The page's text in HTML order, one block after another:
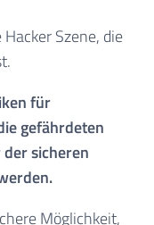
Szene, die
für
gefährdeten
sicheren
Möglichkeit,